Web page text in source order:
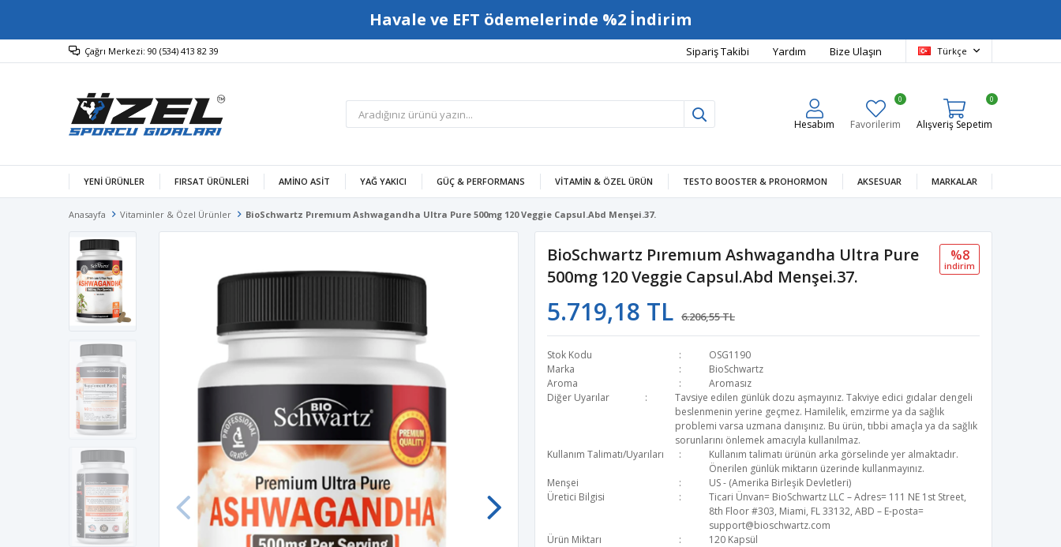
Havale ve EFT ödemelerinde %2 İndirim
Çağrı Merkezi: 90 (534) 413 82 39 Sipariş Takibi Yardım Bize Ulaşın Türkçe
Hesabım Favorilerim
0
Alışveriş Sepetim
0
YENİ ÜRÜNLER FIRSAT ÜRÜNLERİ AMINO ASIT YAĞ YAKICI GÜÇ & PERFORMANS VITAMIN & ÖZEL ÜRÜN TESTO BOOSTER & PROHORMON AKSESUAR MARKALAR
Anasayfa Vitaminler & Özel Ürünler BioSchwartz Pıremıum Ashwagandha Ultra Pure 500mg 120 Veggie Capsul.Abd Menşei.37.
BioSchwartz Pıremıum Ashwagandha Ultra Pure
500mg 120 Veggie Capsul.Abd Menşei.37.
5.719,18 TL 6.206,55 TL
%8
i̇ndi̇ri̇m
Stok Kodu
OSG1190
Marka
BioSchwartz
Aroma
Aromasız
Diğer Uyarılar
Tavsiye edilen günlük dozu aşmayınız. Takviye edici gıdalar dengeli
beslenmenin yerine geçmez. Hamilelik, emzirme ya da sağlık
problemi varsa uzmana danışınız. Bu ürün, tıbbi amaçla ya da sağlık
sorunlarını önlemek amacıyla kullanılmaz.
Kullanım Talimatı/Uyarıları
Kullanım talimatı ürünün arka görselinde yer almaktadır.
Önerilen günlük miktarın üzerinde kullanmayınız.
Menşei
US - (Amerika Birleşik Devletleri)
Üretici Bilgisi
Ticari Ünvan= BioSchwartz LLC – Adres= 111 NE 1st Street,
8th Floor #303, Miami, FL 33132, ABD – E-posta=
support@bioschwartz.com
Ürün Miktarı
120 Kapsül